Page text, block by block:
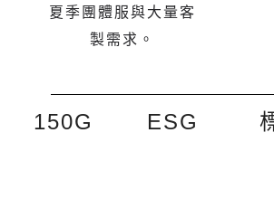
夏季團體服與大量客
製需求。
150G ESG​